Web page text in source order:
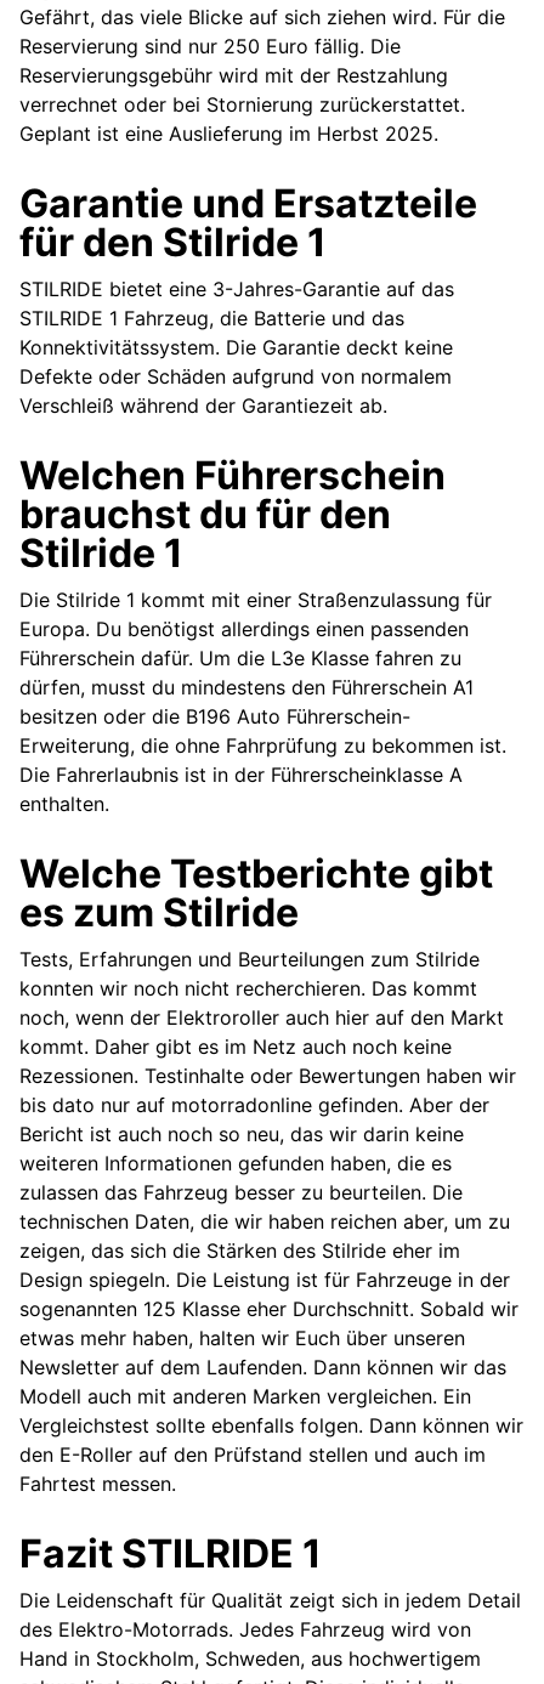
Gefährt, das viele Blicke auf sich ziehen wird. Für die
Reservierung sind nur 250 Euro fällig. Die
Reservierungsgebühr wird mit der Restzahlung
verrechnet oder bei Stornierung zurückerstattet.
Geplant ist eine Auslieferung im Herbst 2025.
Garantie und Ersatzteile
für den Stilride 1
STILRIDE bietet eine 3-Jahres-Garantie auf das
STILRIDE 1 Fahrzeug, die Batterie und das
Konnektivitätssystem. Die Garantie deckt keine
Defekte oder Schäden aufgrund von normalem
Verschleiß während der Garantiezeit ab.
Welchen Führerschein
brauchst du für den
Stilride 1
Die Stilride 1 kommt mit einer Straßenzulassung für
Europa. Du benötigst allerdings einen passenden
Führerschein dafür. Um die L3e Klasse fahren zu
dürfen, musst du mindestens den Führerschein A1
besitzen oder die B196 Auto Führerschein-
Erweiterung, die ohne Fahrprüfung zu bekommen ist.
Die Fahrerlaubnis ist in der Führerscheinklasse A
enthalten.
Welche Testberichte gibt
es zum Stilride
Tests, Erfahrungen und Beurteilungen zum Stilride
konnten wir noch nicht recherchieren. Das kommt
noch, wenn der Elektroroller auch hier auf den Markt
kommt. Daher gibt es im Netz auch noch keine
Rezessionen. Testinhalte oder Bewertungen haben wir
bis dato nur auf motorradonline gefinden. Aber der
Bericht ist auch noch so neu, das wir darin keine
weiteren Informationen gefunden haben, die es
zulassen das Fahrzeug besser zu beurteilen. Die
technischen Daten, die wir haben reichen aber, um zu
zeigen, das sich die Stärken des Stilride eher im
Design spiegeln. Die Leistung ist für Fahrzeuge in der
sogenannten 125 Klasse eher Durchschnitt. Sobald wir
etwas mehr haben, halten wir Euch über unseren
Newsletter auf dem Laufenden. Dann können wir das
Modell auch mit anderen Marken vergleichen. Ein
Vergleichstest sollte ebenfalls folgen. Dann können wir
den E-Roller auf den Prüfstand stellen und auch im
Fahrtest messen.
Fazit STILRIDE 1
Die Leidenschaft für Qualität zeigt sich in jedem Detail
des Elektro-Motorrads. Jedes Fahrzeug wird von
Hand in Stockholm, Schweden, aus hochwertigem